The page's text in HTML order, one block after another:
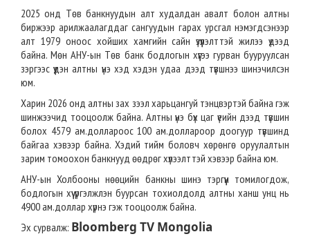
2025 онд Төв банкнуудын алт худалдан авалт болон алтны
биржээр арилжаалагддаг сангуудын гарах урсгал нэмэгдсэнээр
алт 1979 оноос хойших хамгийн сайн үзүүлэлттэй жилээ үдээд
байна. Мөн АНУ-ын Төв банк бодлогын хүүгээ гурван бууруулсан
зэргээс үүдэн алтны үнэ хэд хэдэн удаа дээд түвшнээ шинэчилсэн
юм.
Харин 2026 онд алтны зах зээл харьцангуй тэнцвэртэй байна гэж
шинжээчид тооцоолж байна. Алтны үнэ бүх цаг үеийн дээд түвшин
болох 4579 ам.доллароос 100 ам.доллароор доогуур түвшинд
байгаа хэвээр байна. Хэдий тийм боловч хөрөнгө оруулалтын
зарим томоохон банкнууд өөдрөг хүлээлттэй хэвээр байна юм.
АНУ-ын Холбооны нөөцийн банкны шинэ тэргүүн томилогдож,
бодлогын хүү үргэлжлэн буурсан тохиолдолд алтны ханш унц нь
4900 ам.доллар хүрнэ гэж тооцоолж байна.
Эх сурвалж: Bloomberg TV Mongolia